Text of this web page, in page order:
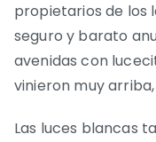
propietarios de los
seguro y barato
avenidas con
vinieron muy
Las luces blancas